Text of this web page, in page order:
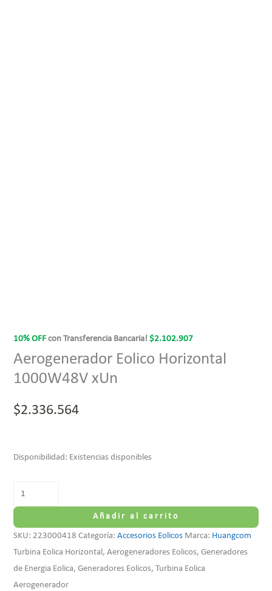
10% OFF con Transferencia Bancaria!$2.102.907
Aerogenerador Eolico Horizontal
1000W48V xUn
$2.336.564
Disponibilidad: Existencias disponibles
Añadir al carrito
SKU: 223000418 Categoría:Accesorios Eolicos Marca: Huangcom
Turbina Eolica Horizontal, Aerogeneradores Eolicos, Generadores
de Energia Eolica, Generadores Eolicos, Turbina Eolica
Aerogenerador